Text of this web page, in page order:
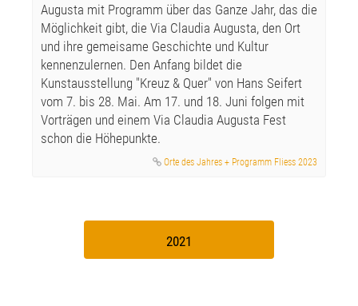
Augusta mit Programm über das Ganze Jahr, das die
Möglichkeit gibt, die Via Claudia Augusta, den Ort
und ihre gemeisame Geschichte und Kultur
kennenzulernen. Den Anfang bildet die
Kunstausstellung "Kreuz & Quer" von Hans Seifert
vom 7. bis 28. Mai. Am 17. und 18. Juni folgen mit
Vorträgen und einem Via Claudia Augusta Fest
schon die Höhepunkte.
Orte des Jahres + Programm Fliess 2023
2021